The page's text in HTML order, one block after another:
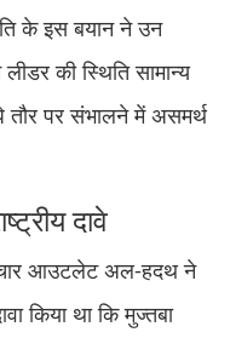
के इस बयान ने उन
की स्थिति सामान्य
तौर पर संभालने में असमर्थ
दावे
आउटलेट अल-हदथ ने
किया था कि मुज्तबा